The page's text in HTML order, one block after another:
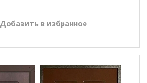
Добавить в избранное